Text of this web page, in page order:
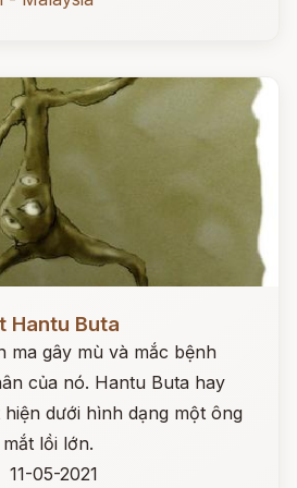
Hantu Buta
ma gây mù và mắc bệnh
của nó. Hantu Buta hay
dưới hình dạng một ông
lồi lớn.
11-05-2021